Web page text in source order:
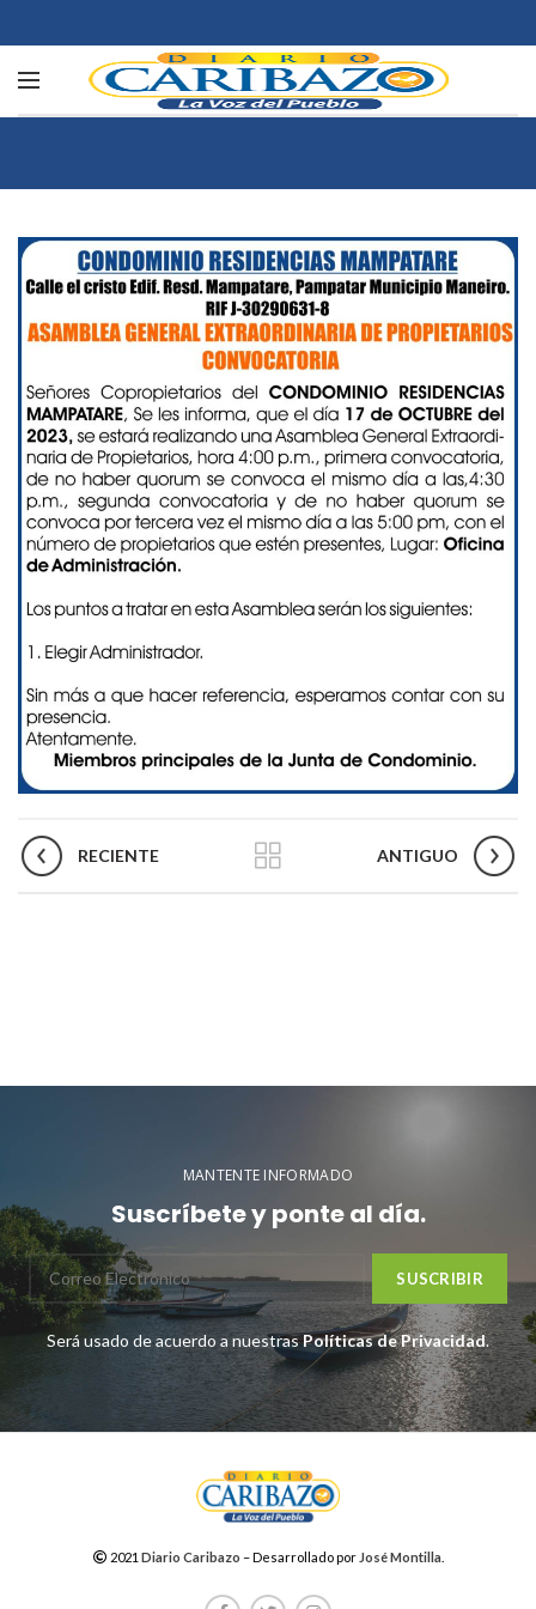
RECIENTE ANTIGUO
MANTENTE INFORMADO
Suscríbete y ponte al día.
Será usado de acuerdo a nuestrasPolíticas de Privacidad.
2021 Diario Caribazo – Desarrollado por José Montilla